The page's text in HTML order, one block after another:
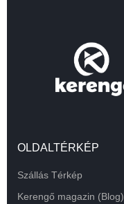
OLDALTÉRKÉP
Szállás Térkép
Kerengő magazin (Blog)